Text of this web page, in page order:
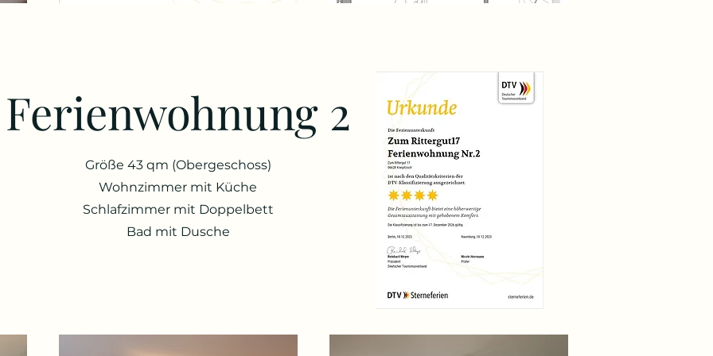
Ferienwohnung 2
Größe 43 qm (Obergeschoss)
Wohnzimmer mit Küche
Schlafzimmer mit Doppelbett
Bad mit Dusche